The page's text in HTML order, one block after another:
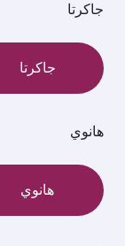
جاكرتا
جاكرتا
هانوي
هانوي